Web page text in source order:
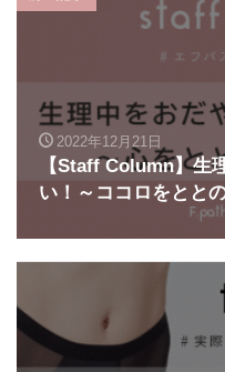
2022年12月21日
【Staff Column】生
い！～ココロをとと